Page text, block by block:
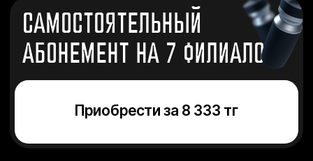
ТРЕНИРУЙСЯ ВОЗЛЕ ДОМА,
УЧЕБЫ ИЛИ РАБОТЫ